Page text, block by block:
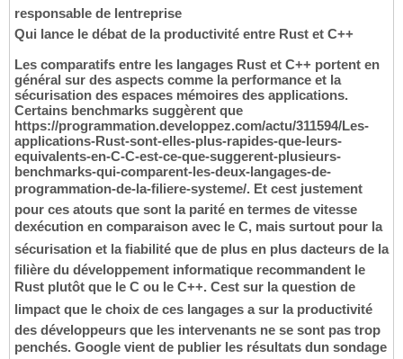
responsable de lentreprise
Qui lance le débat de la productivité entre Rust et C++
Les comparatifs entre les langages Rust et C++ portent en
général sur des aspects comme la performance et la
sécurisation des espaces mémoires des applications.
Certains benchmarks suggèrent que
https://programmation.developpez.com/actu/311594/Les-
applications-Rust-sont-elles-plus-rapides-que-leurs-
equivalents-en-C-C-est-ce-que-suggerent-plusieurs-
benchmarks-qui-comparent-les-deux-langages-de-
programmation-de-la-filiere-systeme/. Et cest justement
pour ces atouts que sont la parité en termes de vitesse
dexécution en comparaison avec le C, mais surtout pour la
sécurisation et la fiabilité que de plus en plus dacteurs de la
filière du développement informatique recommandent le
Rust plutôt que le C ou le C++. Cest sur la question de
limpact que le choix de ces langages a sur la productivité
des développeurs que les intervenants ne se sont pas trop
penchés. Google vient de publier les résultats dun sondage